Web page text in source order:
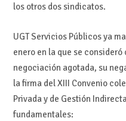
los otros dos sindicatos.
UGT Servicios Públicos ya
enero en la que se
negociación agotada, su
la firma del XIII Convenio
Privada y de Gestión
fundamentales: